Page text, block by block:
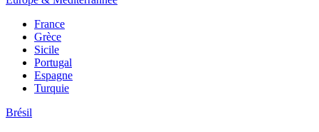
France
Grèce
Sicile
Portugal
Espagne
Turquie
Brésil